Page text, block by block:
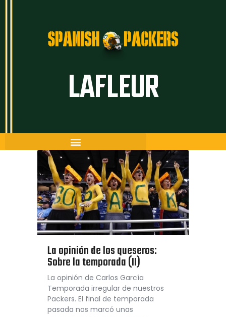
LAFLEUR
Artículos
Temporada 26/27
The Frozen Tundra
Guía Packers
Porra
La opinión de los queseros:
Sobre la temporada (II)
La opinión de Carlos García
Temporada irregular de nuestros
Packers. El final de temporada
pasada nos marcó unas